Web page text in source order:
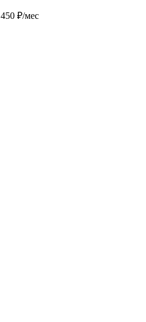
450 ₽/мес